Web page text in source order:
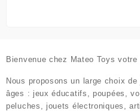
Bienvenue chez Mateo Toys
Nous proposons un large choix
âges : jeux éducatifs, poupées,
peluches, jouets électroniques,